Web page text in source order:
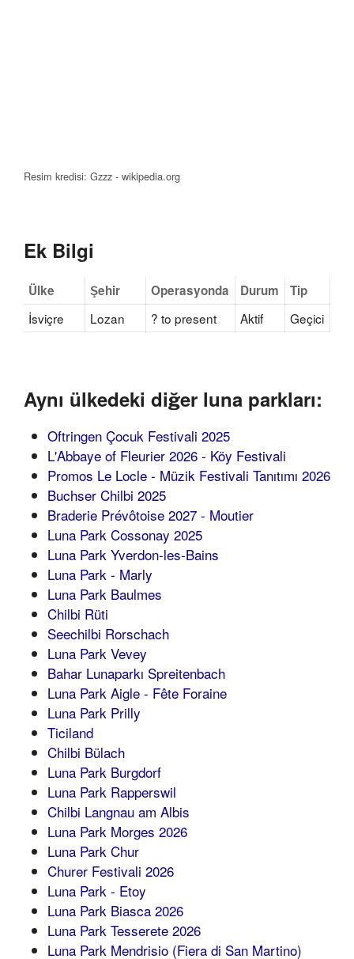
Resim kredisi: Gzzz - wikipedia.org
Ek Bilgi
Ülke Şehir Operasyonda Durum
Tip
İsviçre
Lozan ? to present Aktif Geçici
Aynı ülkedeki diğer luna parkları:
Oftringen Çocuk Festivali 2025
L'Abbaye of Fleurier 2026 - Köy Festivali
Promos Le Locle - Müzik Festivali Tanıtımı 2026
Buchser Chilbi 2025
Braderie Prévôtoise 2027 - Moutier
Luna Park Cossonay 2025
Luna Park Yverdon-les-Bains
Luna Park - Marly
Luna Park Baulmes
Chilbi Rüti
Seechilbi Rorschach
Luna Park Vevey
Bahar Lunaparkı Spreitenbach
Luna Park Aigle - Fête Foraine
Luna Park Prilly
Ticiland
Chilbi Bülach
Luna Park Burgdorf
Luna Park Rapperswil
Chilbi Langnau am Albis
Luna Park Morges 2026
Luna Park Chur
Churer Festivali 2026
Luna Park - Etoy
Luna Park Biasca 2026
Luna Park Tesserete 2026
Luna Park Mendrisio (Fiera di San Martino)